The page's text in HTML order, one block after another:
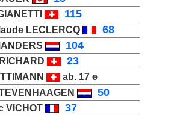
115
LECLERCQ 68
104
23
ab. 17 e
50
VICHOT 37